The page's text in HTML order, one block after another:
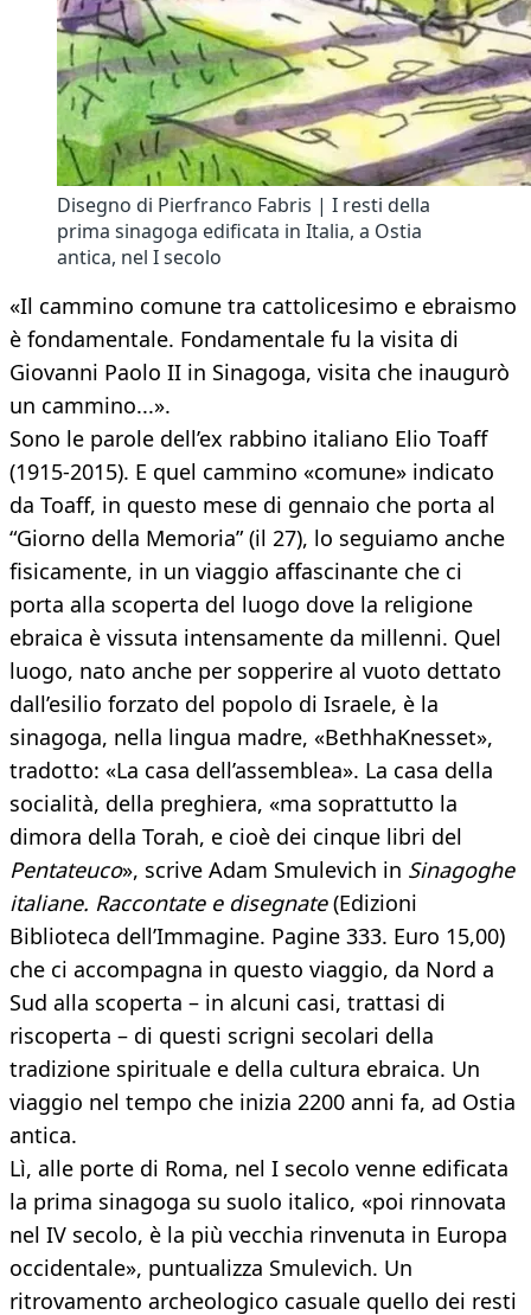
Disegno di Pierfranco Fabris | I resti della
prima sinagoga edificata in Italia, a Ostia
antica, nel I secolo
«Il cammino comune tra cattolicesimo e ebraismo
è fondamentale. Fondamentale fu la visita di
Giovanni Paolo II in Sinagoga, visita che inaugurò
un cammino...».
Sono le parole dell’ex rabbino italiano Elio Toaff
(1915-2015). E quel cammino «comune» indicato
da Toaff, in questo mese di gennaio che porta al
“Giorno della Memoria” (il 27), lo seguiamo anche
fisicamente, in un viaggio affascinante che ci
porta alla scoperta del luogo dove la religione
ebraica è vissuta intensamente da millenni. Quel
luogo, nato anche per sopperire al vuoto dettato
dall’esilio forzato del popolo di Israele, è la
sinagoga, nella lingua madre, «BethhaKnesset»,
tradotto: «La casa dell’assemblea». La casa della
socialità, della preghiera, «ma soprattutto la
dimora della Torah, e cioè dei cinque libri del
Pentateuco», scrive Adam Smulevich in Sinagoghe
italiane. Raccontate e disegnate(Edizioni
Biblioteca dell’Immagine. Pagine 333. Euro 15,00)
che ci accompagna in questo viaggio, da Nord a
Sud alla scoperta – in alcuni casi, trattasi di
riscoperta – di questi scrigni secolari della
tradizione spirituale e della cultura ebraica. Un
viaggio nel tempo che inizia 2200 anni fa, ad Ostia
antica.
Lì, alle porte di Roma, nel I secolo venne edificata
la prima sinagoga su suolo italico, «poi rinnovata
nel IV secolo, è la più vecchia rinvenuta in Europa
occidentale», puntualizza Smulevich. Un
ritrovamento archeologico casuale quello dei resti